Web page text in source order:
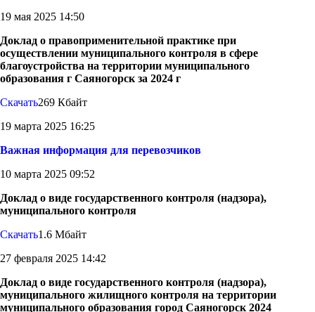
19 мая 2025 14:50
Доклад о правоприменительной практике при
осуществлении муниципального контроля в сфере
благоустройства на территории муниципального
образования г Саяногорск за 2024 г
Скачать269 Кбайт
19 марта 2025 16:25
Важная информация для перевозчиков
10 марта 2025 09:52
Доклад о виде государственного контроля (надзора),
муниципального контроля
Скачать1.6 Мбайт
27 февраля 2025 14:42
Доклад о виде государственного контроля (надзора),
муниципального жилищного контроля на территории
муниципального образования город Саяногорск 2024